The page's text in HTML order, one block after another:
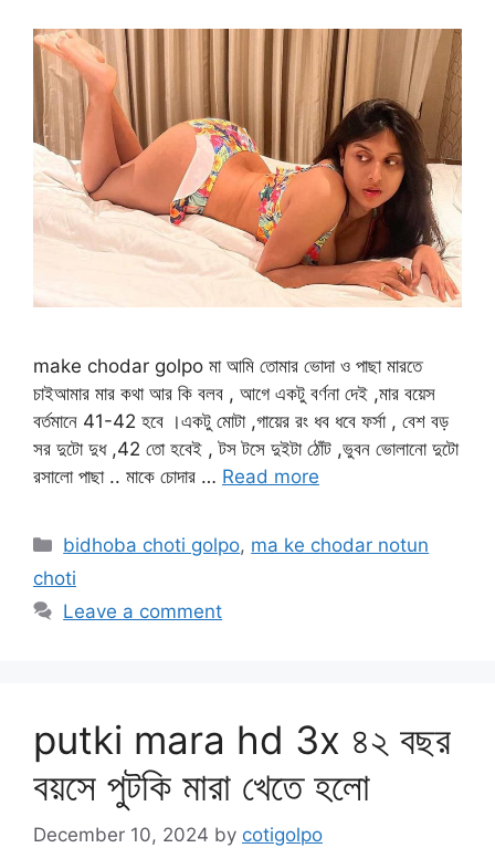
make chodar golpo মা আমি তোমার ভোদা ও পাছা মারতে
চাইআমার মার কথা আর কি বলব , আগে একটু বর্ণনা দেই ,মার বয়েস
বর্তমানে 41-42 হবে ।একটু মোটা ,গায়ের রং ধব ধবে ফর্সা , বেশ বড়
সর দুটো দুধ ,42 তো হবেই , টস টসে দুইটা ঠোঁট ,ভুবন ভোলানো দুটো
রসালো পাছা .. মাকে চোদার … Read more
Categories
bidhoba choti golpo, ma ke chodar notun
choti
Leave a comment
putki mara hd 3x ৪২ বছর
বয়সে পুটকি মারা খেতে হলো
December 10, 2024 by cotigolpo